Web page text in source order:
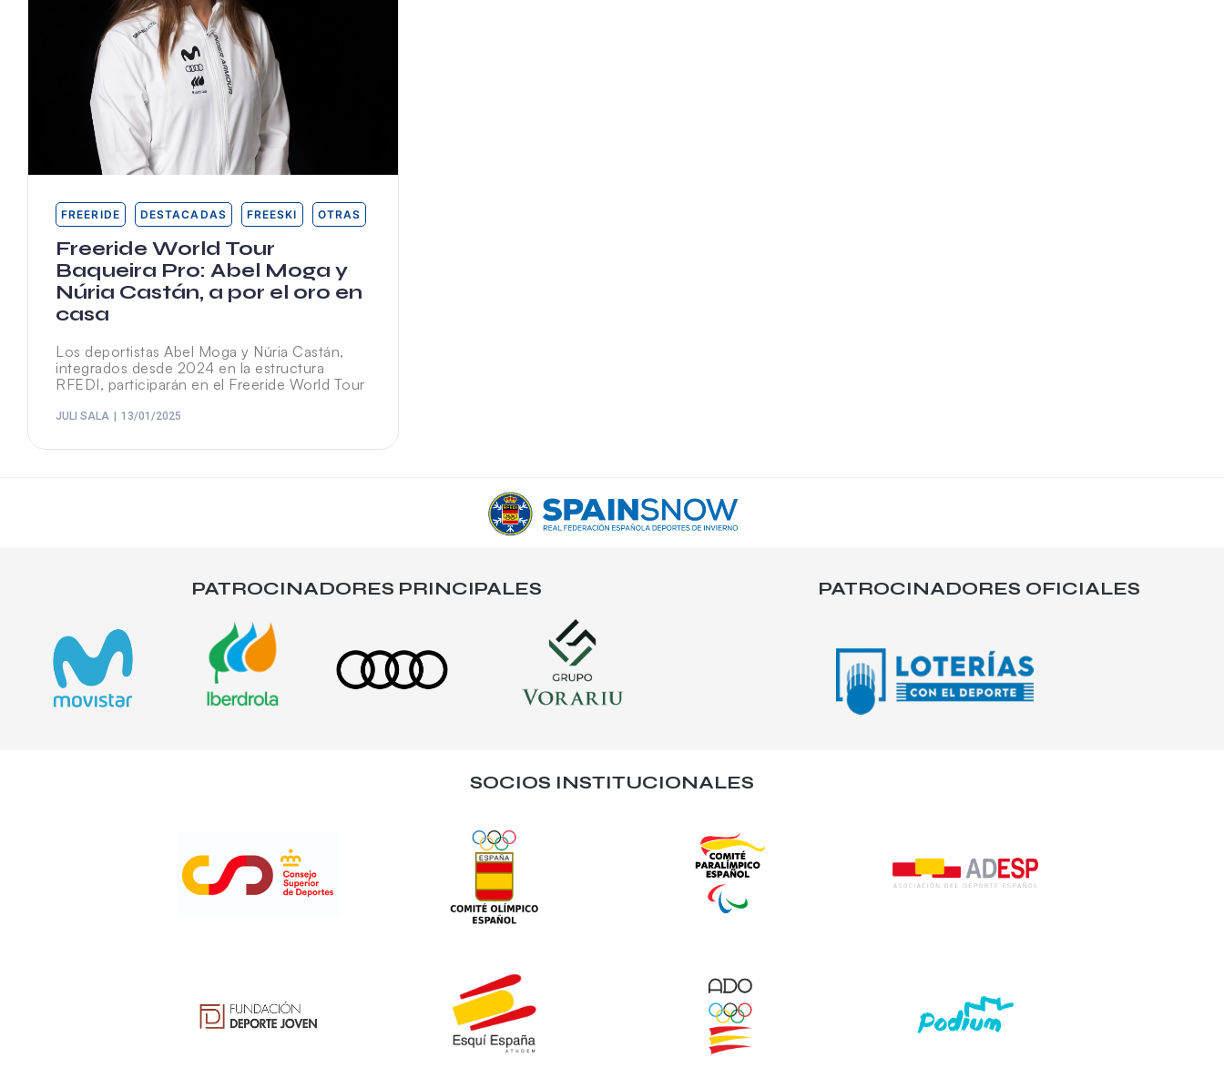
FREERIDE DESTACADAS FREESKI OTRAS
Freeride World Tour
Baqueira Pro: Abel Moga y
Núria Castán, a por el oro en
casa
Los deportistas Abel Moga y Núria Castán,
integrados desde 2024 en la estructura
RFEDI, participarán en el Freeride World Tour
JULI SALA 13/01/2025
PATROCINADORES PRINCIPALES PATROCINADORES OFICIALES
SOCIOS INSTITUCIONALES